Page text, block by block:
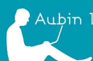
contenu